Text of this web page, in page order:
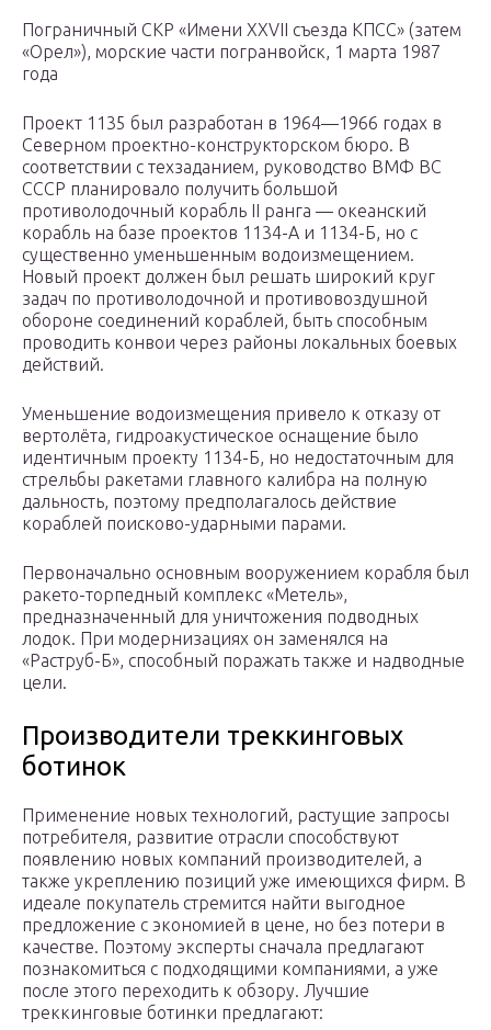
Пограничный СКР «Имени XXVII съезда КПСС» (затем
«Орел»), морские части погранвойск, 1 марта 1987
года
Проект 1135 был разработан в 1964—1966 годах в
Северном проектно-конструкторском бюро. В
соответствии с техзаданием, руководство ВМФ ВС
СССР планировало получить большой
противолодочный корабль II ранга — океанский
корабль на базе проектов 1134-А и 1134-Б, но с
существенно уменьшенным водоизмещением.
Новый проект должен был решать широкий круг
задач по противолодочной и противовоздушной
обороне соединений кораблей, быть способным
проводить конвои через районы локальных боевых
действий.
Уменьшение водоизмещения привело к отказу от
вертолёта, гидроакустическое оснащение было
идентичным проекту 1134-Б, но недостаточным для
стрельбы ракетами главного калибра на полную
дальность, поэтому предполагалось действие
кораблей поисково-ударными парами.
Первоначально основным вооружением корабля был
ракето-торпедный комплекс «Метель»,
предназначенный для уничтожения подводных
лодок. При модернизациях он заменялся на
«Раструб-Б», способный поражать также и надводные
цели.
Производители треккинговых
ботинок
Применение новых технологий, растущие запросы
потребителя, развитие отрасли способствуют
появлению новых компаний производителей, а
также укреплению позиций уже имеющихся фирм. В
идеале покупатель стремится найти выгодное
предложение с экономией в цене, но без потери в
качестве. Поэтому эксперты сначала предлагают
познакомиться с подходящими компаниями, а уже
после этого переходить к обзору. Лучшие
треккинговые ботинки предлагают: